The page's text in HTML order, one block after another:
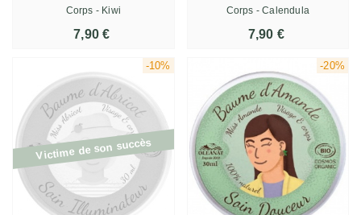
Corps - Kiwi
7,90 €
Corps - Calendula
7,90 €
-10%
Victime de son succès
-20%